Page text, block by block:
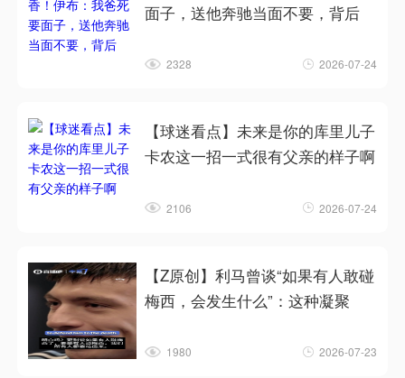
面子，送他奔驰当面不要，背后
2328 2026-07-24
【球迷看点】未来是你的库里儿子
卡农这一招一式很有父亲的样子啊
2106 2026-07-24
【Z原创】利马曾谈“如果有人敢碰
梅西，会发生什么”：这种凝聚
1980 2026-07-23